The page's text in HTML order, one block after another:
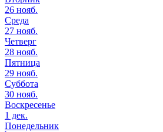
26 нояб.
Среда
27 нояб.
Четверг
28 нояб.
Пятница
29 нояб.
Суббота
30 нояб.
Воскресенье
1 дек.
Понедельник